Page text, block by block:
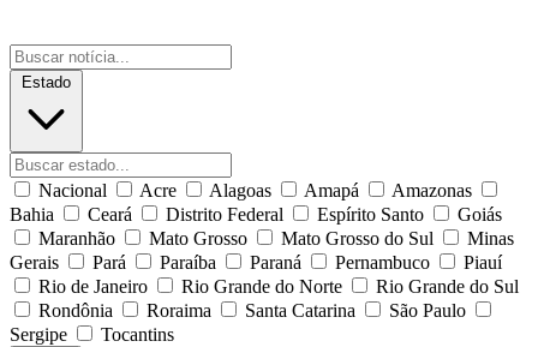
Estado
Nacional Acre Alagoas Amapá
Amazonas
Bahia
Ceará Distrito Federal Espírito Santo
Goiás
Maranhão
Mato Grosso Mato Grosso do Sul
Minas
Gerais
Pará Paraíba Paraná Pernambuco
Piauí
Rio de Janeiro
Rio Grande do Norte
Rio Grande do Sul
Rondônia
Roraima Santa Catarina
São Paulo
Sergipe
Tocantins